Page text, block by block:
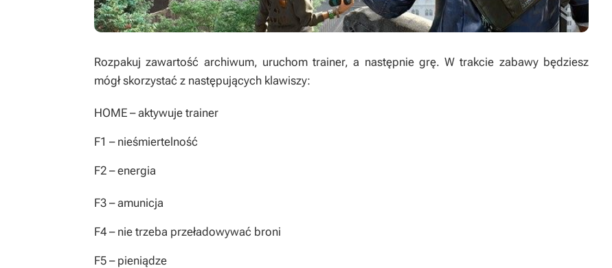
Rozpakuj zawartość archiwum, uruchom trainer, a następnie grę. W trakcie zabawy będziesz
mógł skorzystać z następujących klawiszy:
HOME – aktywuje trainer
F1 – nieśmiertelność
F2 – energia
F3 – amunicja
F4 – nie trzeba przeładowywać broni
F5 – pieniądze